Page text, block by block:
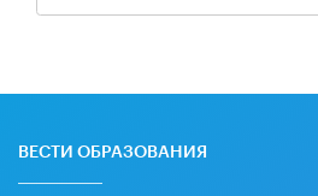
ВЕСТИ ОБРАЗОВАНИЯ